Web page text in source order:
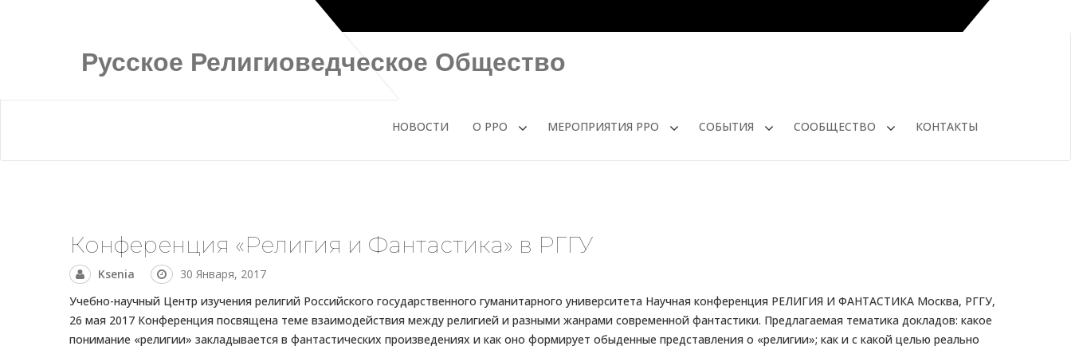
Русское Религиоведческое Общество
НОВОСТИ О РРО МЕРОПРИЯТИЯ РРО СОБЫТИЯ СООБЩЕСТВО КОНТАКТЫ
Конференция «Религия и Фантастика» в РГГУ
Ksenia
30 Января, 2017
Учебно-научный Центр изучения религий Российского государственного гуманитарного университета Научная конференция РЕЛИГИЯ И ФАНТАСТИКА Москва, РГГУ,
26 мая 2017 Конференция посвящена теме взаимодействия между религией и разными жанрами современной фантастики. Предлагаемая тематика докладов: какое
понимание «религии» закладывается в фантастических произведениях и как оно формирует обыденные представления о «религии»; как и с какой целью реально